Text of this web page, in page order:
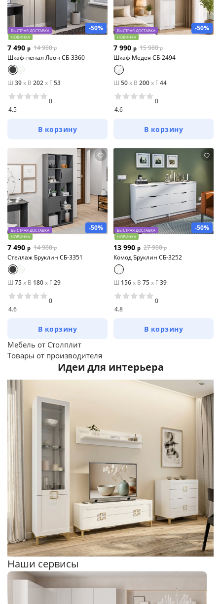
-50%
БЫСТРАЯ ДОСТАВКА
НОВИНКА
7 490 р 14 980 р
Шкаф-пенал Леон СБ-3360
Ш 39x В 202x Г53
4.5
0
В корзину
-50%
БЫСТРАЯ ДОСТАВКА
НОВИНКА
7 990 р 15 980 р
Шкаф Медея СБ-2494
Ш 50x В 200x Г44
4.6
0
В корзину
-50%
БЫСТРАЯ ДОСТАВКА
НОВИНКА
7 490 р 14 980 р
Стеллаж Бруклин СБ-3351
Ш 75x В 180x Г29
4.6
0
В корзину
-50%
БЫСТРАЯ ДОСТАВКА
НОВИНКА
13 990 р 27 980 р
Комод Бруклин СБ-3252
Ш 156x В 75x Г39
4.8
0
В корзину
Мебель от Столплит
Товары от производителя
Идеи для интерьера
Наши сервисы